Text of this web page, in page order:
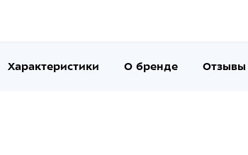
Характеристики О бренде